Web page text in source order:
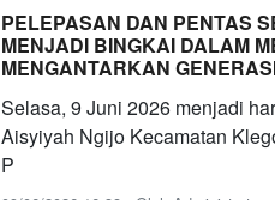
PELEPASAN DAN PENTAS
MENJADI BINGKAI DALAM
MENGANTARKAN
Selasa, 9 Juni 2026 menjadi
Aisyiyah Ngijo Kecamatan
P